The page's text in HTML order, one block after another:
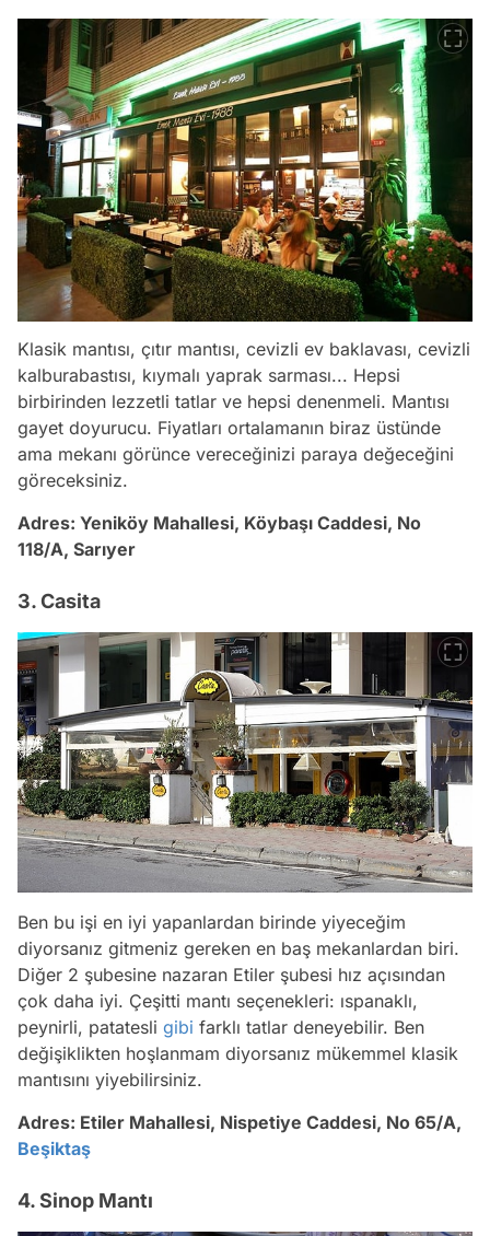
Klasik mantısı, çıtır mantısı, cevizli ev baklavası, cevizli
kalburabastısı, kıymalı yaprak sarması... Hepsi
birbirinden lezzetli tatlar ve hepsi denenmeli. Mantısı
gayet doyurucu. Fiyatları ortalamanın biraz üstünde
ama mekanı görünce vereceğinizi paraya değeceğini
göreceksiniz.
Adres: Yeniköy Mahallesi, Köybaşı Caddesi, No
118/A, Sarıyer
3. Casita
Ben bu işi en iyi yapanlardan birinde yiyeceğim
diyorsanız gitmeniz gereken en baş mekanlardan biri.
Diğer 2 şubesine nazaran Etiler şubesi hız açısından
çok daha iyi. Çeşitti mantı seçenekleri: ıspanaklı,
peynirli, patatesli gibi farklı tatlar deneyebilir. Ben
değişiklikten hoşlanmam diyorsanız mükemmel klasik
mantısını yiyebilirsiniz.
Adres: Etiler Mahallesi, Nispetiye Caddesi, No 65/A,
Beşiktaş
4. Sinop Mantı